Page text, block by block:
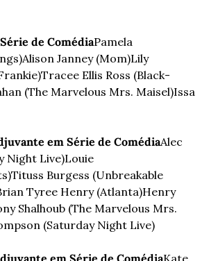
de ComédiaPamela
Alison Janney (Mom)Lily
Tracee Ellis Ross (Black-
(The Marvelous Mrs. Maisel)Issa
em Série de ComédiaAlec
Night Live)Louie
Tituss Burgess (Unbreakable
Tyree Henry (Atlanta)Henry
Shalhoub (The Marvelous Mrs.
(Saturday Night Live)